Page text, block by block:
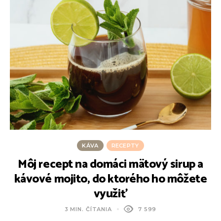
KÁVA RECEPTY
Môj recept na domáci mätový sirup a
kávové mojito, do ktorého ho môžete
využiť
3 MIN. ČÍTANIA 7 599